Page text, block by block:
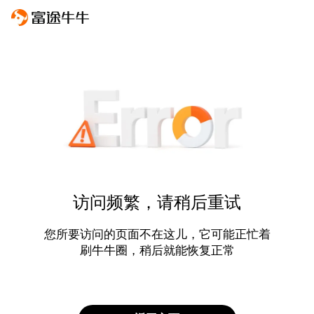
访问频繁，请稍后重试
您所要访问的页面不在这儿，它可能正忙着
刷牛牛圈，稍后就能恢复正常